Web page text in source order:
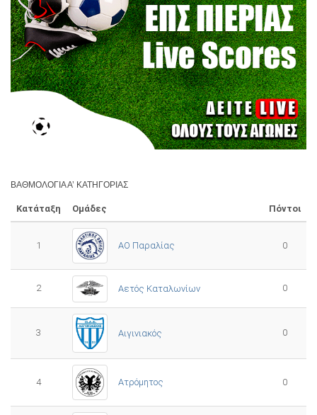
ΒΑΘΜΟΛΟΓΊΑ Α’ ΚΑΤΗΓΟΡΊΑΣ
Κατάταξη Ομάδες Πόντοι
1 ΑΟ Παραλίας 0
2 Αετός Καταλωνίων 0
3 Αιγινιακός 0
4 Ατρόμητος 0